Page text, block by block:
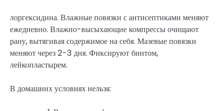
лоргексидина. Влажные повязки с антисептиками меняют
ежедневно. Влажно-высыхающие компрессы очищают
рану, вытягивая содержимое на себя. Мазевые повязки
меняют через 2-3 дня. Фиксируют бинтом,
лейкопластырем.
В домашних условиях нельзя: